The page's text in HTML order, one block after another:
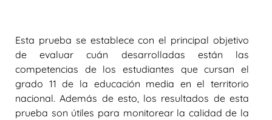
Esta prueba se establece con el principal objetivo
de evaluar cuán desarrolladas están las
competencias de los estudiantes que cursan el
grado 11 de la educación media en el territorio
nacional. Además de esto, los resultados de esta
prueba son útiles para monitorear la calidad de la